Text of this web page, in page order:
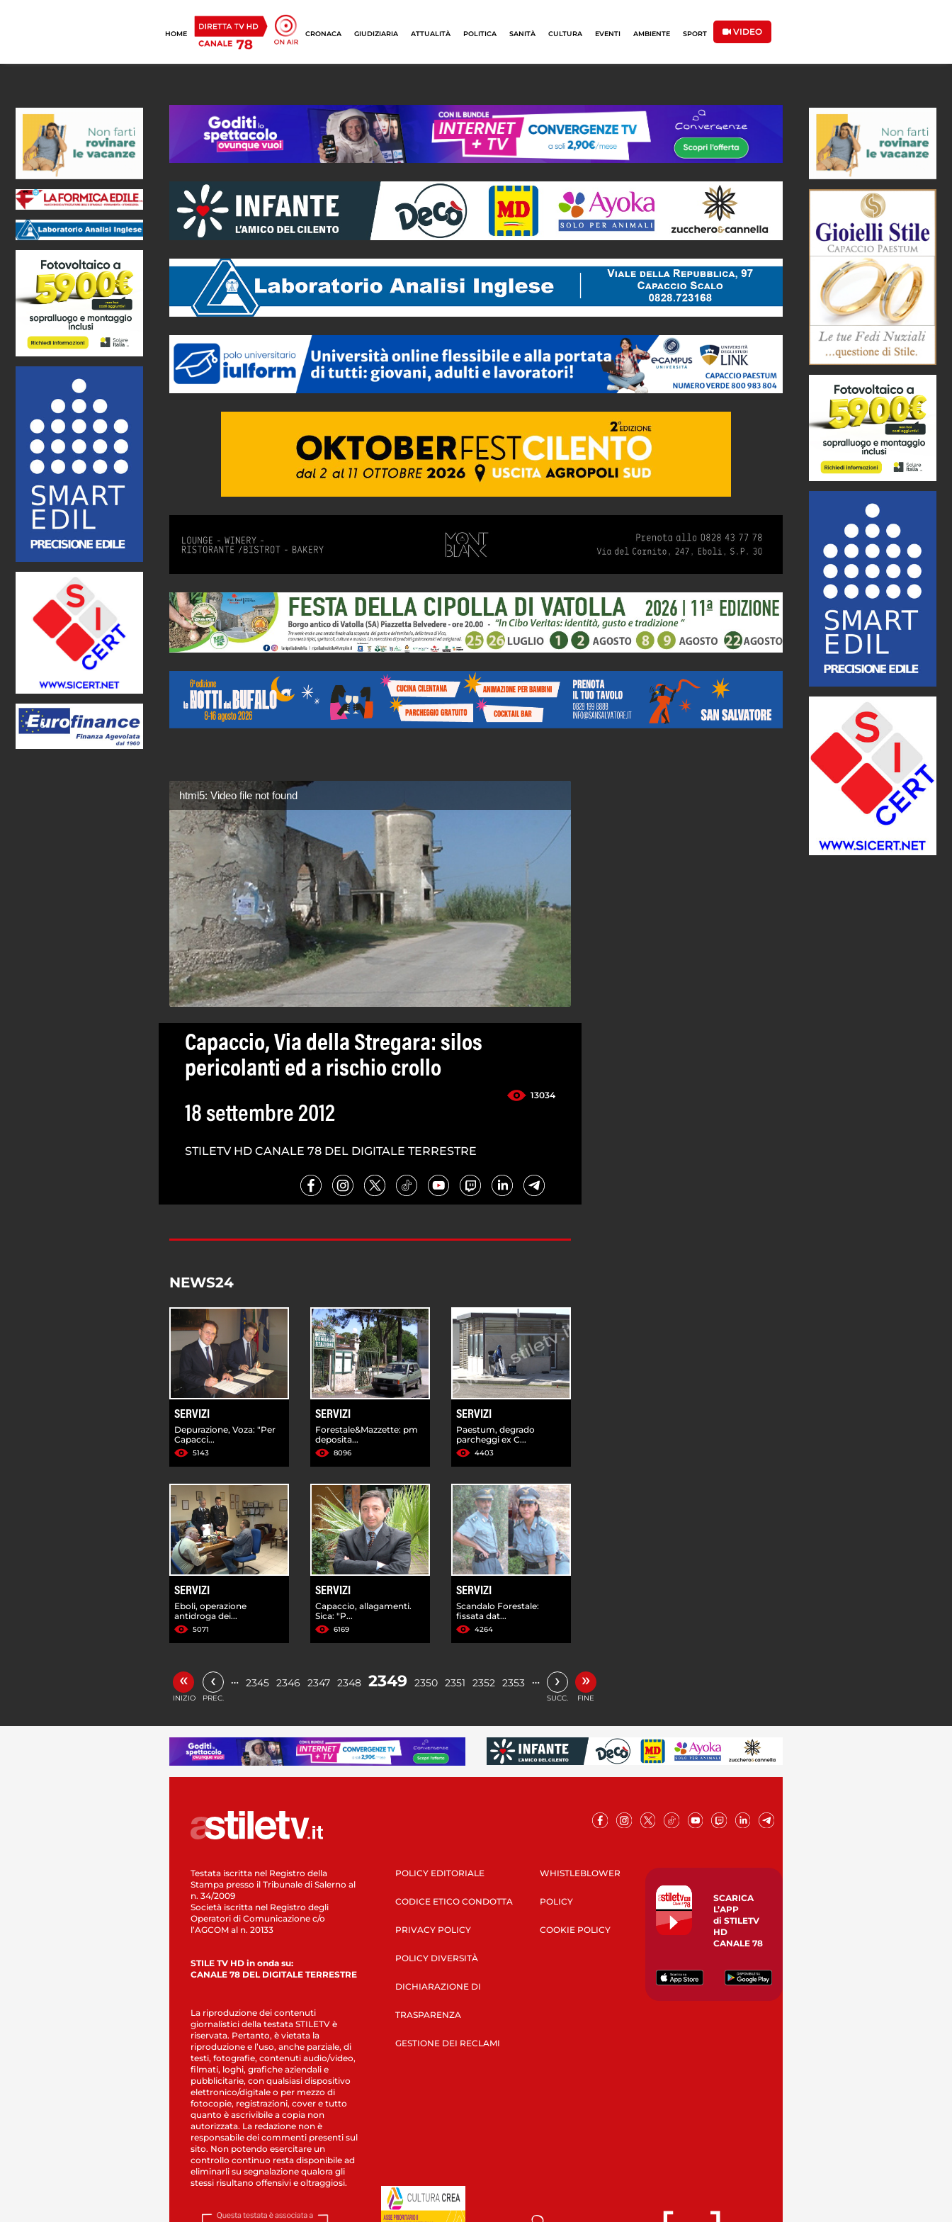
HOME CRONACA GIUDIZIARIA ATTUALITÀ POLITICA SANITÀ CULTURA EVENTI AMBIENTE SPORT VIDEO
html5: Video file not found
Capaccio, Via della Stregara: silos
pericolanti ed a rischio crollo
13034
18 settembre 2012
STILETV HD CANALE 78 DEL DIGITALE TERRESTRE
NEWS24
SERVIZI
Depurazione, Voza: "Per
Capacci...
5143
SERVIZI
Forestale&Mazzette: pm
deposita...
8096
SERVIZI
Paestum, degrado
parcheggi ex C...
4403
SERVIZI
Eboli, operazione
antidroga dei...
5071
SERVIZI
Capaccio, allagamenti.
Sica: "P...
6169
SERVIZI
Scandalo Forestale:
fissata dat...
4264
«
INIZIO
‹
PREC.
… 2345 2346 2347 2348 2349 2350 2351 2352 2353 … ›
SUCC.
»
FINE
Testata iscritta nel Registro della
Stampa presso il Tribunale di Salerno al
n. 34/2009
Società iscritta nel Registro degli
Operatori di Comunicazione c/o
l’AGCOM al n. 20133
STILE TV HD in onda su:
CANALE 78 DEL DIGITALE TERRESTRE
La riproduzione dei contenuti
giornalistici della testata STILETV è
riservata. Pertanto, è vietata la
riproduzione e l’uso, anche parziale, di
testi, fotografie, contenuti audio/video,
filmati, loghi, grafiche aziendali e
pubblicitarie, con qualsiasi dispositivo
elettronico/digitale o per mezzo di
fotocopie, registrazioni, cover e tutto
quanto è ascrivibile a copia non
autorizzata. La redazione non è
responsabile dei commenti presenti sul
sito. Non potendo esercitare un
controllo continuo resta disponibile ad
eliminarli su segnalazione qualora gli
stessi risultano offensivi e oltraggiosi.
POLICY EDITORIALE
CODICE ETICO CONDOTTA
PRIVACY POLICY
POLICY DIVERSITÀ
DICHIARAZIONE DI
TRASPARENZA
GESTIONE DEI RECLAMI
WHISTLEBLOWER
POLICY
COOKIE POLICY
SCARICA
L’APP
di STILETV
HD
CANALE 78